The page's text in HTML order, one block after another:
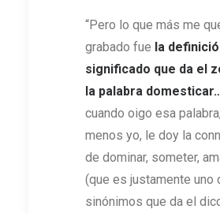
“Pero lo que más me
grabado fue la
significado que da el
la palabra
cuando oigo esa
menos yo, le doy la
de dominar, someter,
(que es justamente uno
sinónimos que da el